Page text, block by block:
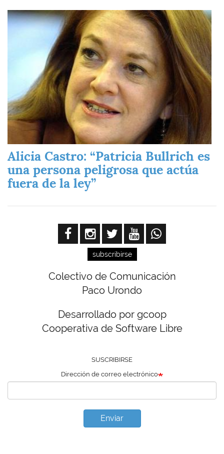
Imagen
Alicia Castro: “Patricia Bullrich es
una persona peligrosa que actúa
fuera de la ley”
subscribirse
Colectivo de Comunicación
Paco Urondo
Desarrollado por gcoop
Cooperativa de Software Libre
SUSCRIBIRSE
Dirección de correo electrónico
Enviar